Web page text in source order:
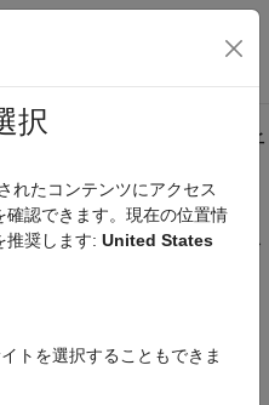
ビゲーション メ
用した設計の解析
イナーのプロット ツールを使用
する方法を説明します。制御シス
能を可視化して応答の特性を表
択
れたコンテンツにアクセス
確認できます。現在の位置情
推奨します: United States
トを選択することもできま